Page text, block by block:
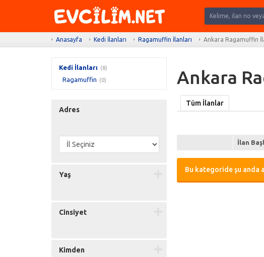
Anasayfa Kedi İlanları Ragamuffin İlanları Ankara Ragamuffin
Kedi İlanları (8)
Ragamuffin (0)
Adres
Yaş
Cinsiyet
Kimden
Ankara
Tüm İlanlar
İlan
Bu kategoride şu anda